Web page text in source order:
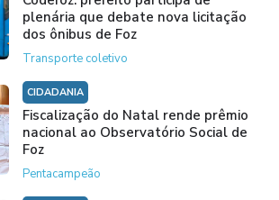
plenária que debate nova licitação
dos ônibus de Foz
Transporte coletivo
CIDADANIA
Fiscalização do Natal rende prêmio
nacional ao Observatório Social de
Foz
Pentacampeão